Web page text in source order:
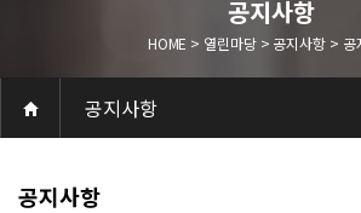
공지사항
HOME > 열린마당 > 공지사항 > 공
공지사항
공지사항
공연
공연일정
객석안내
화랑홀
화랑홀 2층
화랑홀 3층
원화홀
티켓안내
티켓안내
티켓예매
티켓수령
할인규정
취소·환불규정
문화나눔티켓
공연예절·서비스
공연장 관람예절
공연장 편의서비스
전시
전시일정
현재전시
예정전시
지난전시
전시연계교육신청
알천미술관소장품
전시예절·서비스
미술관 관람예절
미술관 편의서비스
아카데미
교육일정
문화행사
행사일정
행사소개
경주 대릉원돌담길 축제
국제경주역사문화포럼
금속공예관
경주 e스포츠 페스티벌
돗자리피크닉
국제경주역사문화포럼
교촌문화공연 신라오기
신라문화제
국제뮤직페스티벌
경주문화관1918
교촌버스킹
지역예술인 지원사업
봉황대 뮤직스퀘어
경주국악여행
제야의 종 타종식
한수원아트페스티벌
한복문화주간
동아시아 문화도시
MyK FESTA in 경주
경주시 관광기념품 공모전
뉴스
갤러리
대관
대관공고·절차
경주예술의전당
경주문화관1918
대관운영조례
운영조례
경주예술의전당
운영규칙
공연장 및 부대시설
알천미술관
경주문화관1918
사용료
경주예술의전당
경주문화관1918
대관신청
경주예술의전당
경주문화관1918
시설소개
경주예술의전당
시설소개
공연장
화랑홀
원화홀
알천미술관
기타시설
경주문화관1918
시립예술단
시립극단
시립극단 소개
단원현황
시립합창단
시립합창단 소개
단원현황
시립신라고취대
시립신라고취대 소개
단원현황
연간일정
열린마당
공지사항
공지사항
입찰정보
채용정보
자료실
홍보·보도자료
서식·매뉴얼
웹진
Q&A
FAQ
가입 및 정보
공연
전시
아카데미
대관
기타
질문과답변
우수고객
회원안내 · 혜택
우수고객
경주문화재단
인사말
재단소개
비전전략
사업안내
연혁
재단CI
조직도
ESG 윤리·경영
ESG경영 선언문
인권경영선언문
임직원행동강령
문화서비스윤리헌장
통합신고센터
경영공시
경영목표 예산서 운영계획
결산서
임원 및 운영인력 현황 인건비 예
경영실적
외부기관 감사
기타공시
계약현황
기부금현황
업무추진비 복리후생비 내역
오시는길
경주예술의전당
경주문화관1918
신라금속공예관
공지사항